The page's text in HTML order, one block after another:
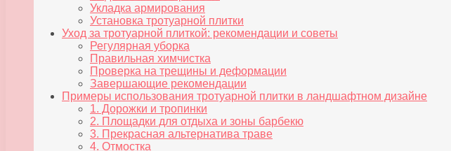
Укладка армирования
Установка тротуарной плитки
Уход за тротуарной плиткой: рекомендации и советы
Регулярная уборка
Правильная химчистка
Проверка на трещины и деформации
Завершающие рекомендации
Примеры использования тротуарной плитки в ландшафтном дизайне
1. Дорожки и тропинки
2. Площадки для отдыха и зоны барбекю
3. Прекрасная альтернатива траве
4. Отмостка